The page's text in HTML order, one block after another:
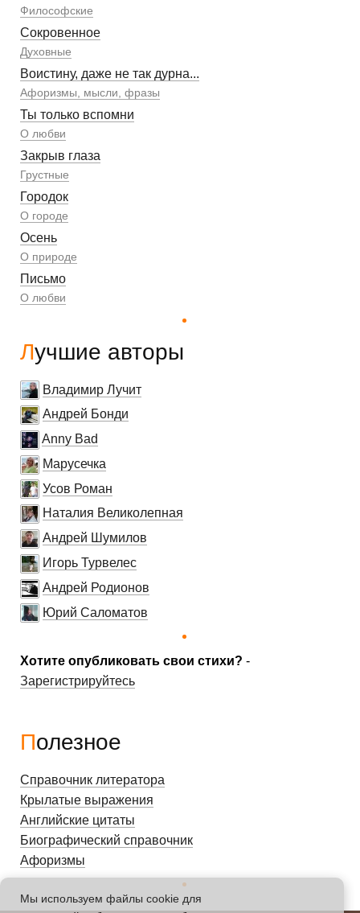
Философские
Сокровенное
Духовные
Воистину, даже не так дурна...
Афоризмы, мысли, фразы
Ты только вспомни
О любви
Закрыв глаза
Грустные
Городок
О городе
Осень
О природе
Письмо
О любви
Лучшие авторы
Владимир Лучит
Андрей Бонди
Anny Bad
Марусечка
Усов Роман
Наталия Великолепная
Андрей Шумилов
Игорь Турвелес
Андрей Родионов
Юрий Саломатов
Хотите опубликовать свои стихи? -
Зарегистрируйтесь
Полезное
Справочник литератора
Крылатые выражения
Английские цитаты
Биографический справочник
Афоризмы
Мы используем файлы cookie для